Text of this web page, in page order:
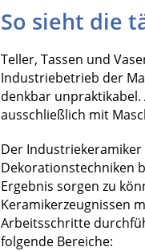
So sieht die
Teller, Tassen und
Industriebetrieb der
denkbar unpraktikabel.
ausschließlich mit
Der
Dekorationstechniken
Ergebnis sorgen zu
Keramikerzeugnissen
Arbeitsschritte
folgende Bereiche: